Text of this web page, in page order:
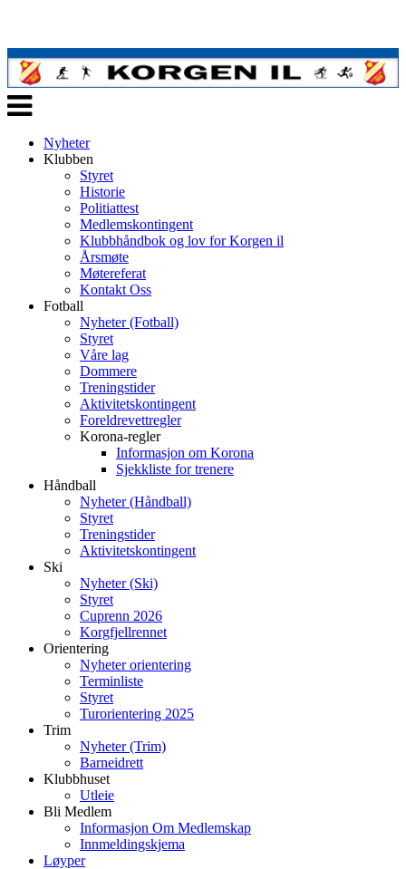
Veksle
navigasjon
Nyheter
Klubben
Styret
Historie
Politiattest
Medlemskontingent
Klubbhåndbok og lov for Korgen il
Årsmøte
Møtereferat
Kontakt Oss
Fotball
Nyheter (Fotball)
Styret
Våre lag
Dommere
Treningstider
Aktivitetskontingent
Foreldrevettregler
Korona-regler
Informasjon om Korona
Sjekkliste for trenere
Håndball
Nyheter (Håndball)
Styret
Treningstider
Aktivitetskontingent
Ski
Nyheter (Ski)
Styret
Cuprenn 2026
Korgfjellrennet
Orientering
Nyheter orientering
Terminliste
Styret
Turorientering 2025
Trim
Nyheter (Trim)
Barneidrett
Klubbhuset
Utleie
Bli Medlem
Informasjon Om Medlemskap
Innmeldingskjema
Løyper